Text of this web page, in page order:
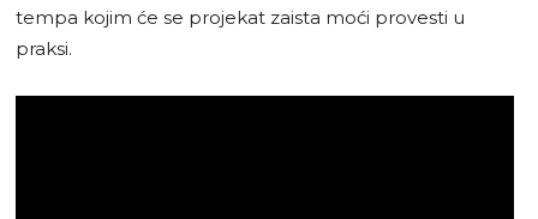
tempa kojim će se projekat zaista moći provesti u
praksi.